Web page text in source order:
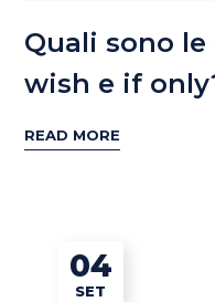
Quali sono
wish e if
READ MORE
04
SET